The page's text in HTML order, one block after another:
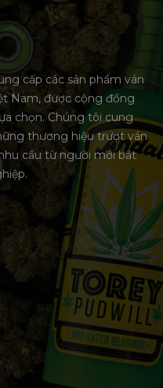
cấp các sản phẩm ván
Nam, được cộng đồng
chọn. Chúng tôi cung
thương hiệu trượt ván
cầu từ người mới bắt